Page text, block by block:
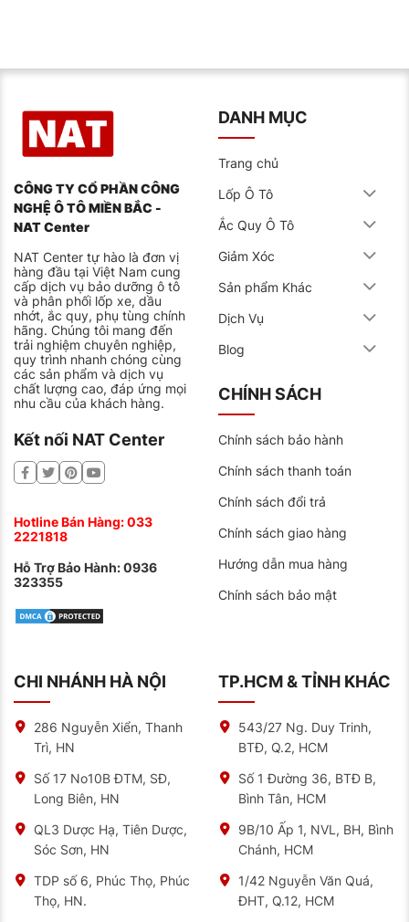
CÔNG TY CỔ PHẦN CÔNG
NGHỆ Ô TÔ MIỀN BẮC -
NAT Center
NAT Center tự hào là đơn vị
hàng đầu tại Việt Nam cung
cấp dịch vụ bảo dưỡng ô tô
và phân phối lốp xe, dầu
nhớt, ắc quy, phụ tùng chính
hãng. Chúng tôi mang đến
trải nghiệm chuyên nghiệp,
quy trình nhanh chóng cùng
các sản phẩm và dịch vụ
chất lượng cao, đáp ứng mọi
nhu cầu của khách hàng.
Kết nối NAT Center
Hotline Bán Hàng:033
2221818
Hỗ Trợ Bảo Hành:0936
323355
DANH MỤC
Trang chủ
Lốp Ô Tô
Ắc Quy Ô Tô
Giảm Xóc
Sản phẩm Khác
Dịch Vụ
Blog
CHÍNH SÁCH
Chính sách bảo hành
Chính sách thanh toán
Chính sách đổi trả
Chính sách giao hàng
Hướng dẫn mua hàng
Chính sách bảo mật
CHI NHÁNH HÀ NỘI
286 Nguyễn Xiển, Thanh
Trì, HN
Số 17 No10B ĐTM, SĐ,
Long Biên, HN
QL3 Dược Hạ, Tiên Dược,
Sóc Sơn, HN
TDP số 6, Phúc Thọ, Phúc
Thọ, HN.
TP.HCM & TỈNH KHÁC
543/27 Ng. Duy Trinh,
BTĐ, Q.2, HCM
Số 1 Đường 36, BTĐ B,
Bình Tân, HCM
9B/10 Ấp 1, NVL, BH, Bình
Chánh, HCM
1/42 Nguyễn Văn Quá,
ĐHT, Q.12, HCM